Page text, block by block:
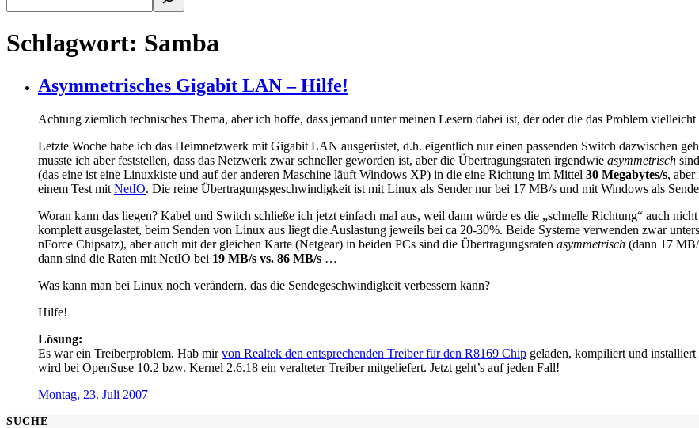
Schlagwort: Samba
Asymmetrisches Gigabit LAN – Hilfe!
Achtung ziemlich technisches Thema, aber ich hoffe, dass jemand unter meinen Lesern dabei ist, der oder die das Problem
Letzte Woche habe ich das Heimnetzwerk mit Gigabit LAN ausgerüstet, d.h. eigentlich nur einen passenden Switch dazwischen
musste ich aber feststellen, dass das Netzwerk zwar schneller geworden ist, aber die Übertragungsraten irgendwie asymmetrisch
(das eine ist eine Linuxkiste und auf der anderen Maschine läuft Windows XP) in die eine Richtung im Mittel 30 Megabytes/s,
einem Test mit NetIO. Die reine Übertragungsgeschwindigkeit ist mit Linux als Sender nur bei 17 MB/s und mit Windows als
Woran kann das liegen? Kabel und Switch schließe ich jetzt einfach mal aus, weil dann würde es die „schnelle Richtung“ auch
komplett ausgelastet, beim Senden von Linux aus liegt die Auslastung jeweils bei ca 20-30%. Beide Systeme verwenden zwar
nForce Chipsatz), aber auch mit der gleichen Karte (Netgear) in beiden PCs sind die Übertragungsraten asymmetrisch (dann 17
dann sind die Raten mit NetIO bei 19 MB/s vs. 86 MB/s …
Was kann man bei Linux noch verändern, das die Sendegeschwindigkeit verbessern kann?
Hilfe!
Lösung:
Es war ein Treiberproblem. Hab mirvon Realtek den entsprechenden Treiber für den R8169 Chip geladen, kompiliert und
wird bei OpenSuse 10.2 bzw. Kernel 2.6.18 ein veralteter Treiber mitgeliefert. Jetzt geht’s auf jeden Fall!
Montag, 23. Juli 2007
SUCHE